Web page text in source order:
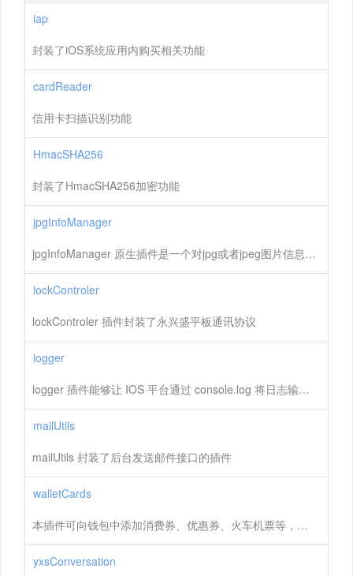
iap
封装了iOS系统应用内购买相关功能
cardReader
信用卡扫描识别功能
HmacSHA256
封装了HmacSHA256加密功能
jpgInfoManager
jpgInfoManager 原生插件是一个对jpg或者jpeg图片信息管理的一个类
lockControler
lockControler 插件封装了永兴盛平板通讯协议
logger
logger 插件能够让 IOS 平台通过 console.log 将日志输出到 Studio 控制台。
mailUtils
mailUtils 封装了后台发送邮件接口的插件
walletCards
本插件可向钱包中添加消费券、优惠券、火车机票等，卡片可服务器端制作，也可本地制作。
yxsConversation